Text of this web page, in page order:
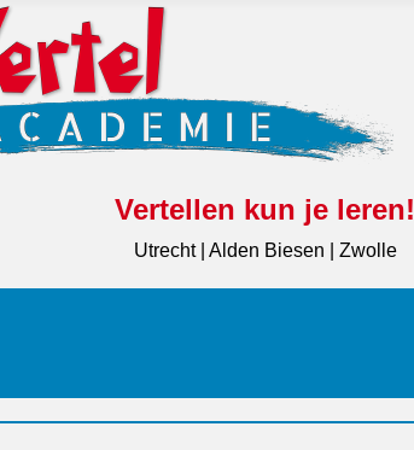
Vertellen kun je leren!
Utrecht | Alden Biesen | Zwolle